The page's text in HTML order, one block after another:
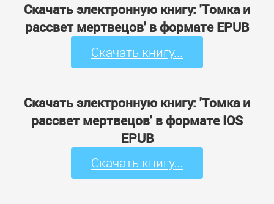
Скачать электронную книгу: 'Томка и
рассвет мертвецов' в формате EPUB
Скачать книгу...
Скачать электронную книгу: 'Томка и
рассвет мертвецов' в формате IOS
EPUB
Скачать книгу...